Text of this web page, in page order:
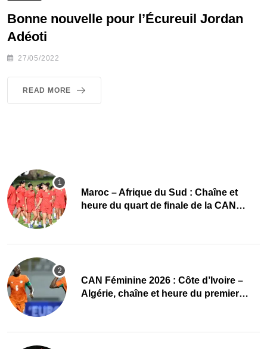
Bonne nouvelle pour l’Écureuil Jordan
Adéoti
27/05/2022
READ MORE
Maroc – Afrique du Sud : Chaîne et
heure du quart de finale de la CAN
CAN Féminine 2026 : Côte d’Ivoire –
Algérie, chaîne et heure du premier